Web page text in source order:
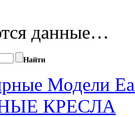
данные…
Найти
Модели
КРЕСЛА